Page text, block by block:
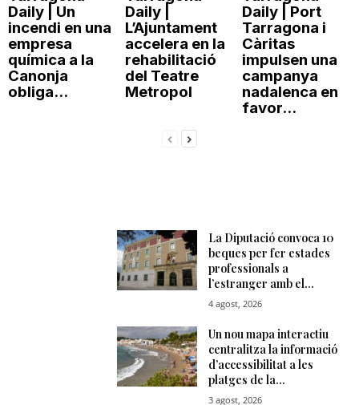
Daily | Un
incendi en una
empresa
química a la
Canonja
obliga...
Daily |
L’Ajuntament
accelera en la
rehabilitació
del Teatre
Metropol
Daily | Port
Tarragona i
Càritas
impulsen una
campanya
nadalenca en
favor...